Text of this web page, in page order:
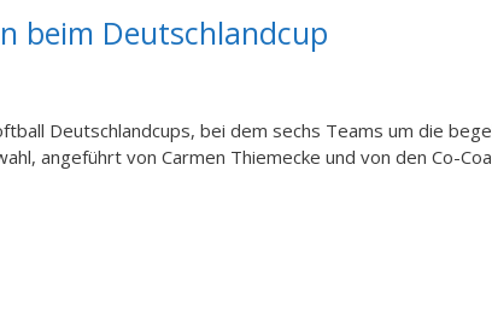
beim Deutschlandcup
Deutschlandcups, bei dem sechs Teams um die
angeführt von Carmen Thiemecke und von den Co-